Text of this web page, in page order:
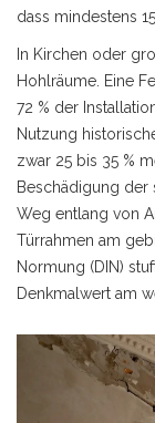
dass mindestens
In Kirchen oder
Hohlräume. Eine
72 % der
Nutzung
zwar 25 bis 35 %
Beschädigung der
Weg entlang von
Türrahmen am
Normung (DIN)
Denkmalwert am